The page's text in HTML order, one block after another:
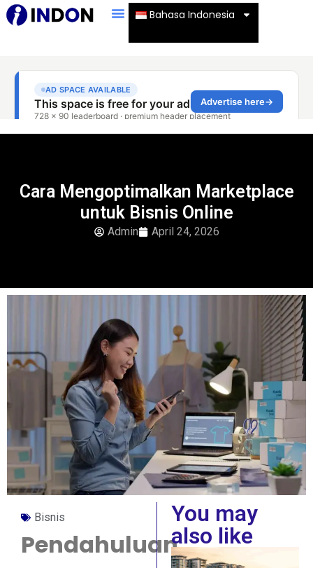
Bahasa Indonesia
Cara Mengoptimalkan Marketplace
untuk Bisnis Online
Admin April 24, 2026
Bisnis
Pendahuluan
You may
also like